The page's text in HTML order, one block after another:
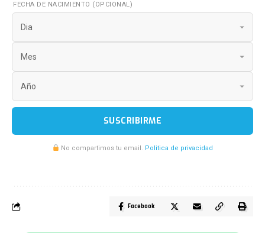
FECHA DE NACIMIENTO (OPCIONAL)
SUSCRIBIRME
No compartimos tu email. Politica de privacidad
Facebook